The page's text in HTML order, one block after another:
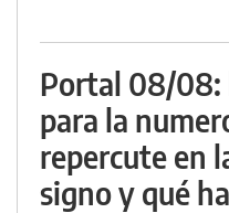
Portal 08/08:
para la
repercute en
signo y qué